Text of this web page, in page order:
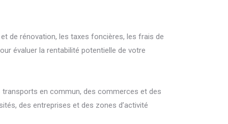
de rénovation, les taxes foncières, les frais de
évaluer la rentabilité potentielle de votre
transports en commun, des commerces et des
des entreprises et des zones d’activité